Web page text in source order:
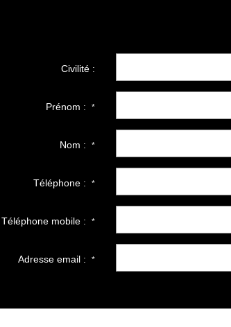
Civilité :
Prénom :*
Nom :*
Téléphone :*
Téléphone mobile :*
Adresse email :*